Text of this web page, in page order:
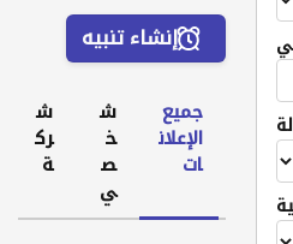
إنشاء تنبيه
جميع
الإعلان
ات
ش
خ
ص
ي
ش
رك
ة